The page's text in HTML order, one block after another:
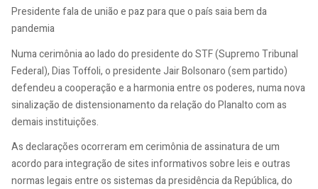
Presidente fala de união e paz para que o país saia bem da
pandemia
Numa cerimônia ao lado do presidente do STF (Supremo Tribunal
Federal), Dias Toffoli, o presidente Jair Bolsonaro (sem partido)
defendeu a cooperação e a harmonia entre os poderes, numa nova
sinalização de distensionamento da relação do Planalto com as
demais instituições.
As declarações ocorreram em cerimônia de assinatura de um
acordo para integração de sites informativos sobre leis e outras
normas legais entre os sistemas da presidência da República, do